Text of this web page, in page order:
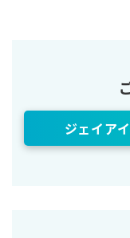
ジェイア